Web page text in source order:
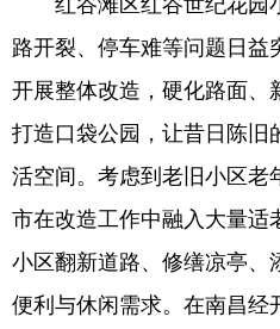
路开裂、停车难等问题日
开展整体改造，硬化路面、
打造口袋公园，让昔日陈旧
活空间。考虑到老旧小区老
市在改造工作中融入大量适
小区翻新道路、修缮凉亭
便利与休闲需求。在南昌经